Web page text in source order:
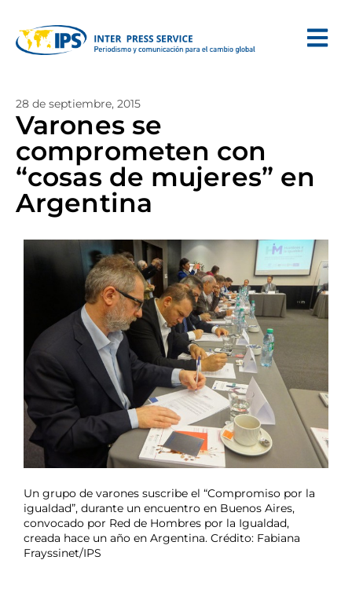
28 de septiembre, 2015
Varones se
comprometen con
“cosas de mujeres” en
Argentina
Un grupo de varones suscribe el “Compromiso por la
igualdad”, durante un encuentro en Buenos Aires,
convocado por Red de Hombres por la Igualdad,
creada hace un año en Argentina. Crédito: Fabiana
Frayssinet/IPS